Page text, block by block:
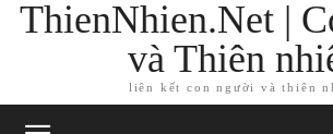
ThienNhien.Net |
và Thiên
liên kết con người và thiên